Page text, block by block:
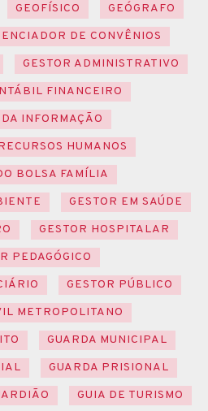
GEOFÍSICO
GEÓGRAFO
DE CONVÊNIOS
GESTOR ADMINISTRATIVO
FINANCEIRO
INFORMAÇÃO
HUMANOS
BOLSA FAMÍLIA
GESTOR EM SAÚDE
GESTOR HOSPITALAR
PEDAGÓGICO
GESTOR PÚBLICO
METROPOLITANO
GUARDA MUNICIPAL
GUARDA PRISIONAL
GUIA DE TURISMO